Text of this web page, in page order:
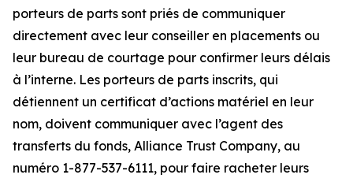
porteurs de parts sont priés de communiquer
directement avec leur conseiller en placements ou
leur bureau de courtage pour confirmer leurs délais
à l’interne. Les porteurs de parts inscrits, qui
détiennent un certificat d’actions matériel en leur
nom, doivent communiquer avec l’agent des
transferts du fonds, Alliance Trust Company, au
numéro 1-877-537-6111, pour faire racheter leurs